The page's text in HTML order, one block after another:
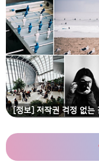
[정보] 저작권 걱정 없는